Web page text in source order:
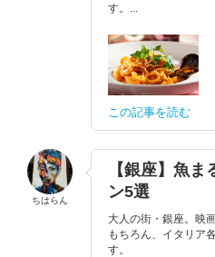
す。...
この記事を読む
ちはらん
【銀座】魚
ン5選
大人の街・銀座。映
もちろん、イタリア
す。